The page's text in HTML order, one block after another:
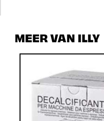
MEER VAN ILLY